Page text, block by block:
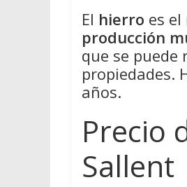
El hierro es
producción
que se puede
propiedades.
años.
Precio
Sallent